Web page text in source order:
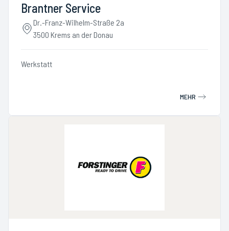
Brantner Service
Dr.-Franz-Wilhelm-Straße 2a
3500 Krems an der Donau
Werkstatt
MEHR